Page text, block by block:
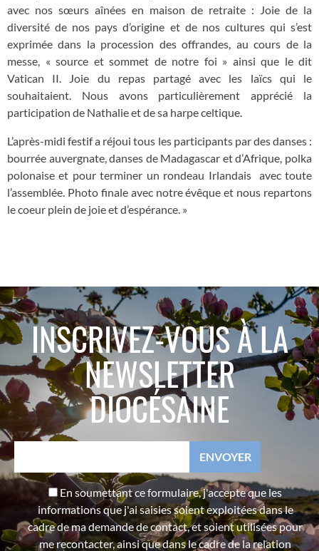
avec nos sœurs aînées en maison de retraite : Joie de la
diversité de nos pays d’origine et de nos cultures qui s’est
exprimée dans la procession des offrandes, au cours de la
messe, « source et sommet de notre foi » ainsi que le dit
Vatican II. Joie du repas partagé avec les laïcs qui le
souhaitaient. Nous avons particulièrement apprécié la
participation de Nathalie et de sa harpe celtique.
L’après-midi festif a réjoui tous les participants par des danses :
bourrée auvergnate, danses de Madagascar et d’Afrique, polka
polonaise et pour terminer un rondeau Irlandais avec toute
l’assemblée. Photo finale avec notre évêque et nous repartons
le coeur plein de joie et d’espérance. »
INSCRIVEZ-VOUS À LA
NEWSLETTER
DIOCÉSAINE
En soumettant ce formulaire, j'accepte que les
informations que j'ai saisies soient exploitées dans le
cadre de ma demande de contact, et soient utilisées pour
me recontacter, ainsi que dans le cadre de la relation